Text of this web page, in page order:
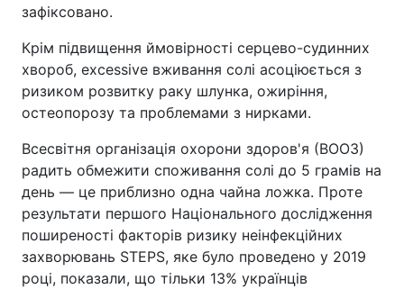
зафіксовано.
Крім підвищення ймовірності серцево-судинних
хвороб, excessive вживання солі асоціюється з
ризиком розвитку раку шлунка, ожиріння,
остеопорозу та проблемами з нирками.
Всесвітня організація охорони здоров'я (ВООЗ)
радить обмежити споживання солі до 5 грамів на
день — це приблизно одна чайна ложка. Проте
результати першого Національного дослідження
поширеності факторів ризику неінфекційних
захворювань STEPS, яке було проведено у 2019
році, показали, що тільки 13% українців